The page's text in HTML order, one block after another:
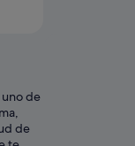
uno de
de